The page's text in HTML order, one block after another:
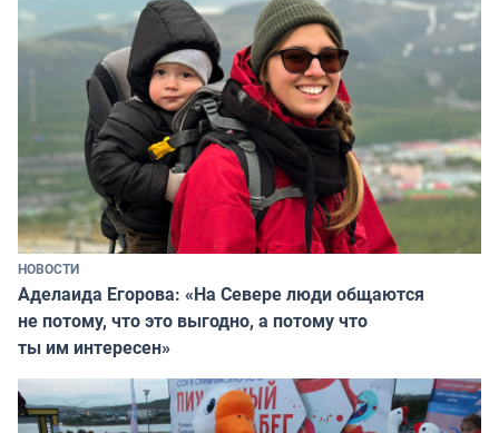
НОВОСТИ
Аделаида Егорова: «На Севере люди общаются
не потому, что это выгодно, а потому что
ты им интересен»